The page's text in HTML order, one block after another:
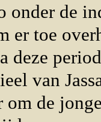
onder de
er toe
deze
van
om de